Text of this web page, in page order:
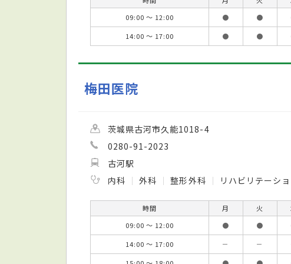
09:00 ～ 12:00
● ●
14:00 ～ 17:00
● ●
梅田医院
茨城県古河市久能1018-4
0280-91-2023
古河駅
内科
外科 整形外科 リハビリテーシ
時間 月 火
09:00 ～ 12:00
● ●
14:00 ～ 17:00
－ －